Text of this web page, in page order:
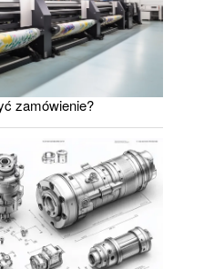
zamówienie?